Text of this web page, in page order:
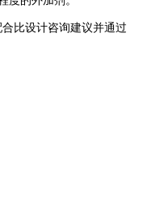
比设计咨询建议并通过